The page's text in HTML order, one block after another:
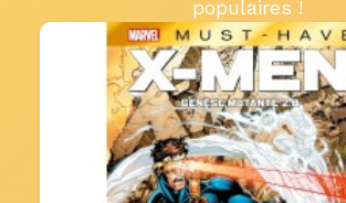
populaires !